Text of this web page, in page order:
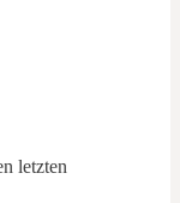
letzten